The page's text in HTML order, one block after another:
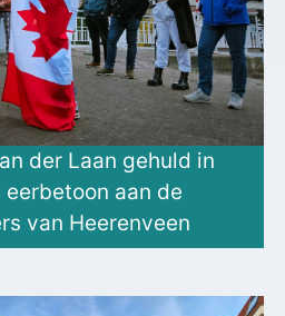
der Laan gehuld in
aan de
van Heerenveen